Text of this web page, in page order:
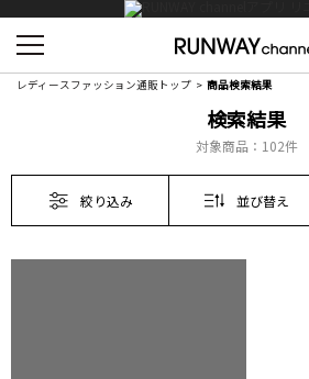
レディースファッション通販トップ 商品検索結果
検索結果
対象商品： 102件
絞り込み 並び替え